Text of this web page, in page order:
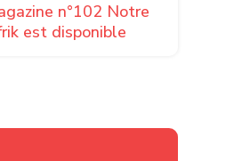
n°102 Notre
est disponible